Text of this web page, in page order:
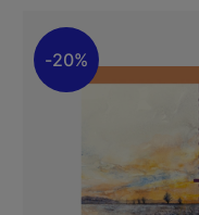
20%